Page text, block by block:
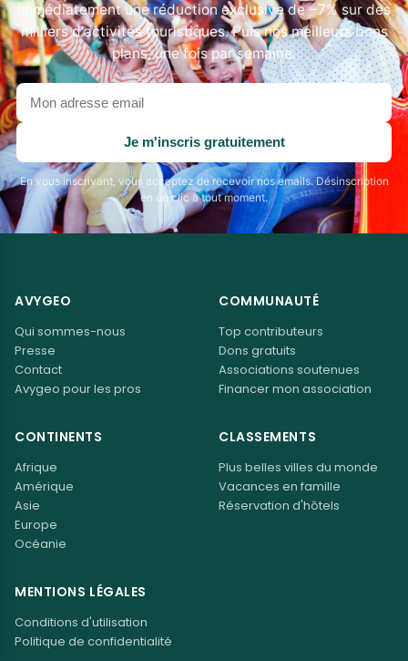
immédiatement une réduction exclusive de −7% sur des
milliers d'activités touristiques. Puis nos meilleurs bons
plans, une fois par semaine.
Votre
adresse
email
Je m'inscris gratuitement
En vous inscrivant, vous acceptez de recevoir nos emails. Désinscription
en un clic à tout moment.
AVYGEO
Qui sommes-nous
Presse
Contact
Avygeo pour les pros
COMMUNAUTÉ
Top contributeurs
Dons gratuits
Associations soutenues
Financer mon association
CONTINENTS
Afrique
Amérique
Asie
Europe
Océanie
CLASSEMENTS
Plus belles villes du monde
Vacances en famille
Réservation d'hôtels
MENTIONS LÉGALES
Conditions d'utilisation
Politique de confidentialité